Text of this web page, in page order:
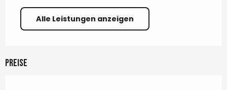
Alle Leistungen anzeigen
Preise